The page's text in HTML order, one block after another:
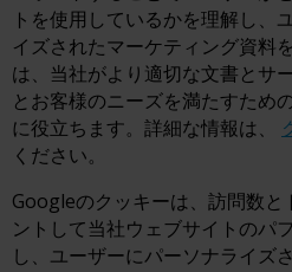
トを使用しているかを理解し、
イズされたマーケティング資料
は、当社がより適切な文書とサ
とお客様のニーズを満たすため
に役立ちます。詳細な情報は、
ください。
Googleのクッキーは、訪問数と
ントして当社ウェブサイトのパ
し、ユーザーにパーソナライズ